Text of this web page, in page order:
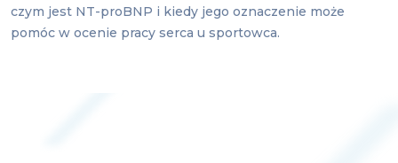
czym jest NT-proBNP i kiedy jego oznaczenie może
pomóc w ocenie pracy serca u sportowca.